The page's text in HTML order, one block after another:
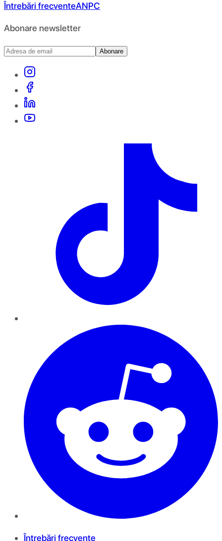
Întrebări frecventeANPC
Abonare newsletter
Abonare
Întrebări frecvente